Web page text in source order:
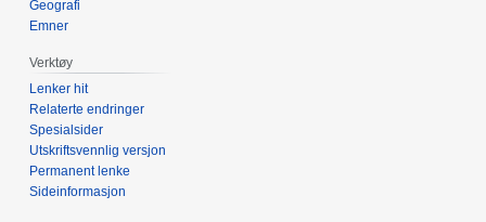
Geografi
Emner
Verktøy
Lenker hit
Relaterte endringer
Spesialsider
Utskriftsvennlig versjon
Permanent lenke
Sideinformasjon